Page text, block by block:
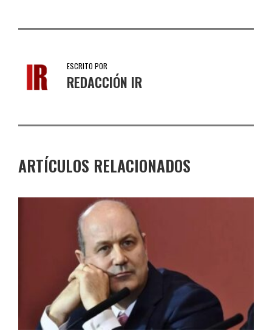
ESCRITO POR
REDACCIÓN IR
ARTÍCULOS RELACIONADOS